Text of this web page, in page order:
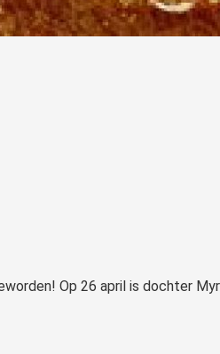
Op 26 april is dochter